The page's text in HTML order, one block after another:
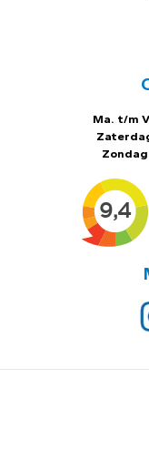
Ma. t/m
Zondag